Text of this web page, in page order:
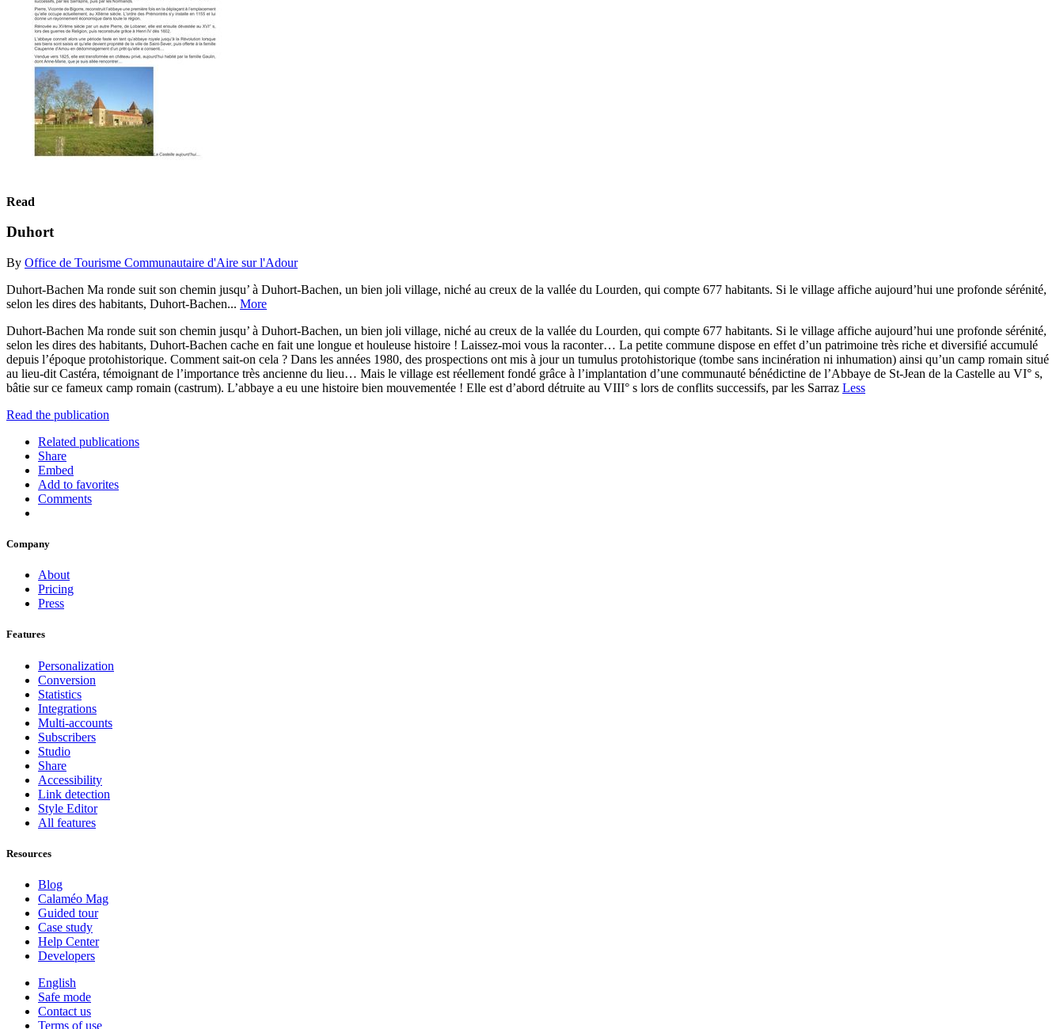
Read
Duhort
By Office de Tourisme Communautaire d'Aire sur l'Adour
Duhort-Bachen Ma ronde suit son chemin jusqu’ à Duhort-Bachen, un bien joli village, niché au creux de la vallée du Lourden, qui compte 677 habitants. Si le village affiche aujourd’hui une profonde sérénité,
selon les dires des habitants, Duhort-Bachen... More
Duhort-Bachen Ma ronde suit son chemin jusqu’ à Duhort-Bachen, un bien joli village, niché au creux de la vallée du Lourden, qui compte 677 habitants. Si le village affiche aujourd’hui une profonde sérénité,
selon les dires des habitants, Duhort-Bachen cache en fait une longue et houleuse histoire ! Laissez-moi vous la raconter… La petite commune dispose en effet d’un patrimoine très riche et diversifié accumulé
depuis l’époque protohistorique. Comment sait-on cela ? Dans les années 1980, des prospections ont mis à jour un tumulus protohistorique (tombe sans incinération ni inhumation) ainsi qu’un camp romain situé
au lieu-dit Castéra, témoignant de l’importance très ancienne du lieu… Mais le village est réellement fondé grâce à l’implantation d’une communauté bénédictine de l’Abbaye de St-Jean de la Castelle au VI° s,
bâtie sur ce fameux camp romain (castrum). L’abbaye a eu une histoire bien mouvementée ! Elle est d’abord détruite au VIII° s lors de conflits successifs, par les Sarraz Less
Read the publication
Related publications
Share
Embed
Add to favorites
Comments
Company
About
Pricing
Press
Features
Personalization
Conversion
Statistics
Integrations
Multi-accounts
Subscribers
Studio
Share
Accessibility
Link detection
Style Editor
All features
Resources
Blog
Calaméo Mag
Guided tour
Case study
Help Center
Developers
English
Safe mode
Contact us
Terms of use